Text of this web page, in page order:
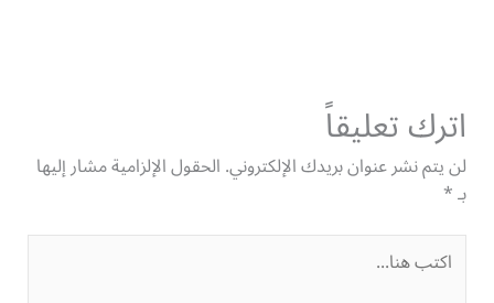
اترك تعليقاً
لن يتم نشر عنوان بريدك الإلكتروني.الحقول الإلزامية مشار إليها
بـ*
اكتب
هنا...